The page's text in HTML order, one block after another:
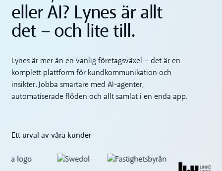
eller AI? Lynes är allt
det – och lite till.
Lynes är mer än en vanlig företagsväxel – det är en
komplett plattform för kundkommunikation och
insikter. Jobba smartare med AI-agenter,
automatiserade flöden och allt samlat i en enda app.
Ett urval av våra kunder